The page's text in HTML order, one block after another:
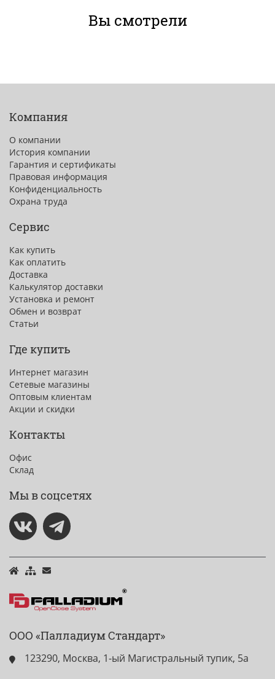
Вы смотрели
Компания
О компании
История компании
Гарантия и сертификаты
Правовая информация
Конфиденциальность
Охрана труда
Сервис
Как купить
Как оплатить
Доставка
Калькулятор доставки
Установка и ремонт
Обмен и возврат
Статьи
Где купить
Интернет магазин
Сетевые магазины
Оптовым клиентам
Акции и скидки
Контакты
Офис
Склад
Мы в соцсетях
ООО «Палладиум Стандарт»
123290, Москва, 1-ый Магистральный тупик, 5а